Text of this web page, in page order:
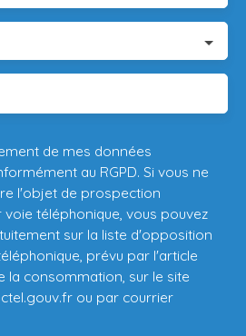
de mes données
au RGPD. Si vous ne
l'objet de prospection
téléphonique, vous pouvez
sur la liste d'opposition
prévu par l'article
la consommation, sur le site
ou par courrier